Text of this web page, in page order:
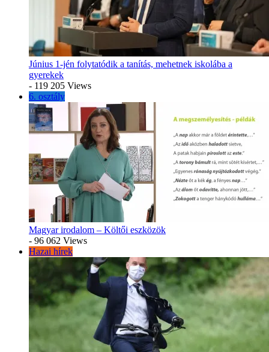
Június 1-jén folytatódik a tanítás, mehetnek iskolába a
gyerekek
- 119 205 Views
6. osztály
Magyar irodalom – Költői eszközök
- 96 062 Views
Hazai hírek